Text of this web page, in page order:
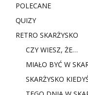
POLECANE
QUIZY
RETRO SKARŻYSKO
CZY WIESZ, ŻE…
MIAŁO BYĆ W
SKARŻYSKO